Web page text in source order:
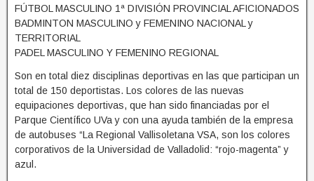
FÚTBOL MASCULINO 1ª DIVISIÓN PROVINCIAL AFICIONADOS
BADMINTON MASCULINO y FEMENINO NACIONAL y
TERRITORIAL
PADEL MASCULINO Y FEMENINO REGIONAL
Son en total diez disciplinas deportivas en las que participan un
total de 150 deportistas. Los colores de las nuevas
equipaciones deportivas, que han sido financiadas por el
Parque Científico UVa y con una ayuda también de la empresa
de autobuses “La Regional Vallisoletana VSA, son los colores
corporativos de la Universidad de Valladolid: “rojo-magenta” y
azul.